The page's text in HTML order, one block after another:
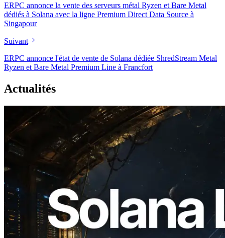
ERPC annonce la vente des serveurs métal Ryzen et Bare Metal
dédiés à Solana avec la ligne Premium Direct Data Source à
Singapour
Suivant
ERPC annonce l'état de vente de Solana dédiée ShredStream Metal
Ryzen et Bare Metal Premium Line à Francfort
Actualités
2026.08.05